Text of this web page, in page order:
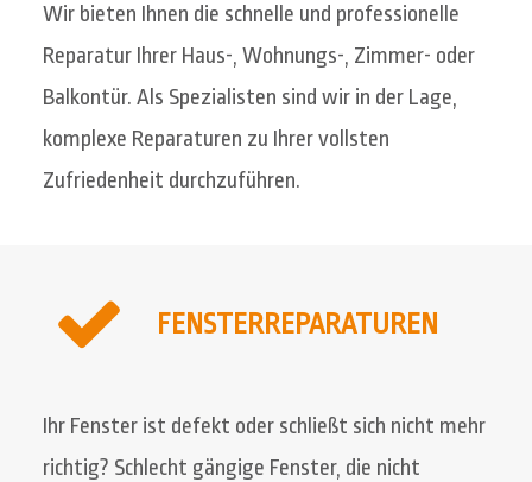
Wir bieten Ihnen die schnelle und professionelle
Reparatur Ihrer Haus-, Wohnungs-, Zimmer- oder
Balkontür. Als Spezialisten sind wir in der Lage,
komplexe Reparaturen zu Ihrer vollsten
Zufriedenheit durchzuführen.
FENSTERREPARATUREN
Ihr Fenster ist defekt oder schließt sich nicht mehr
richtig? Schlecht gängige Fenster, die nicht